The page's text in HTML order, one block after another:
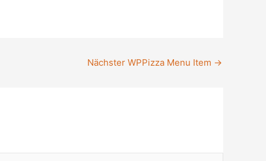
Nächster WPPizza Menu Item →